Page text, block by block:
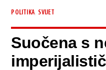
POLITIKA SVIJET
Suočena s